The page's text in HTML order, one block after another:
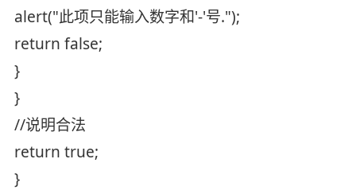
alert("此项只能输入数字和'-'号.");
return false;
}
}
//说明合法
return true;
}